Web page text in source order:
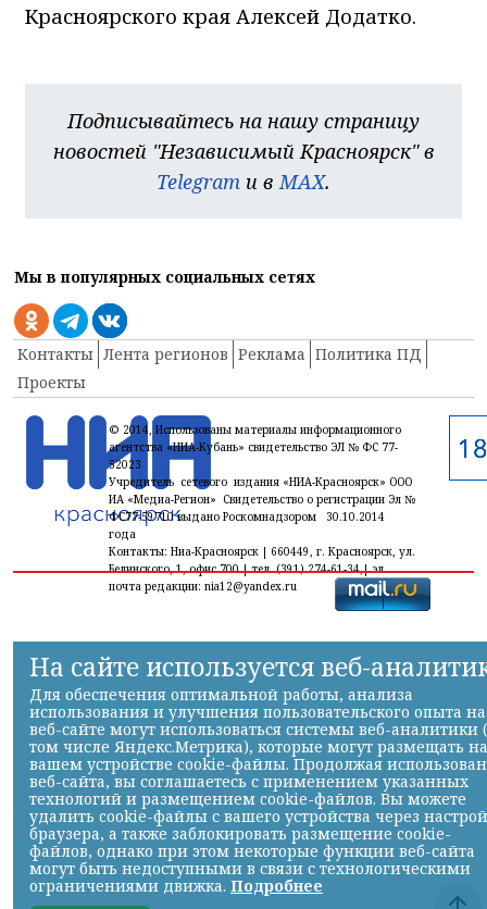
Красноярского края Алексей Додатко.
Подписывайтесь на нашу страницу
новостей "Независимый Красноярск" в
Telegram и в MAX.
Мы в популярных социальных сетях
Контакты Лента регионов Реклама Политика ПД
Проекты
© 2014, Использованы материалы информационного
агентства «НИА-Кубань» свидетельство ЭЛ № ФС 77-
52023
Учредитель сетевого издания «НИА-Красноярск» ООО
ИА «Медиа-Регион» Свидетельство о регистрации Эл №
ФС77-59710 выдано Роскомнадзором 30.10.2014
года
Контакты: Ниа-Красноярск | 660449, г. Красноярск, ул.
Белинского, 1, офис 700 | тел. (391) 274-61-34,| эл.
почта редакции: nia12@yandex.ru
На сайте используется веб-
Для обеспечения оптимальной работы, анализа
использования и улучшения пользовательского опыта на
веб-сайте могут использоваться системы веб-аналитики
том числе Яндекс.Метрика), которые могут размещать на
вашем устройстве cookie-файлы. Продолжая
веб-сайта, вы соглашаетесь с применением указанных
технологий и размещением cookie-файлов. Вы можете
удалить cookie-файлы с вашего устройства через
браузера, а также заблокировать размещение cookie-
файлов, однако при этом некоторые функции веб-сайта
могут быть недоступными в связи с технологическими
ограничениями движка. Подробнее